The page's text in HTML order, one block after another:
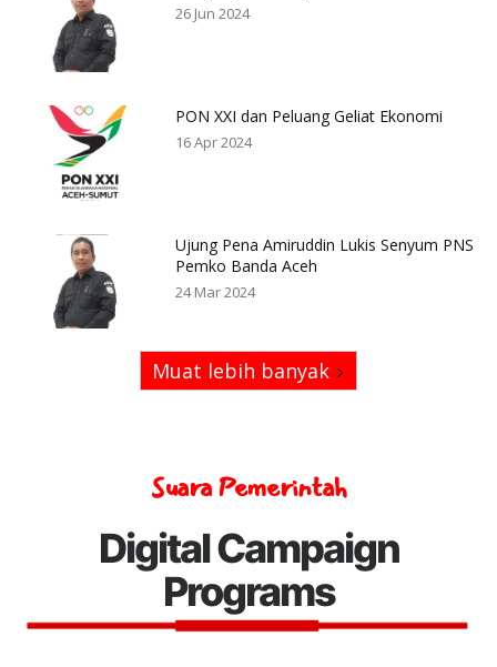
26 Jun 2024
PON XXI dan Peluang Geliat Ekonomi
16 Apr 2024
Ujung Pena Amiruddin Lukis Senyum PNS
Pemko Banda Aceh
24 Mar 2024
Muat lebih banyak
Suara Pemerintah
Digital Campaign
Programs